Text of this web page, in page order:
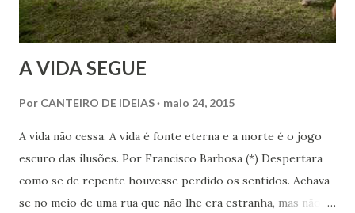
A VIDA SEGUE
Por CANTEIRO DE IDEIAS maio 24, 2015
A vida não cessa. A vida é fonte eterna e a morte é o jogo
escuro das ilusões. Por Francisco Barbosa (*) Despertara
como se de repente houvesse perdido os sentidos. Achava-
se no meio de uma rua que não lhe era estranha, mas não